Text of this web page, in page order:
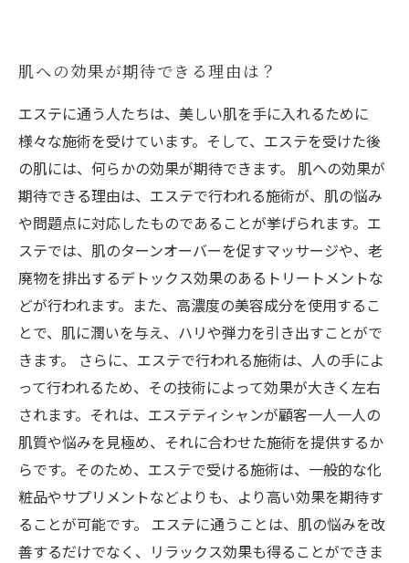
肌への効果が期待できる理由は？
エステに通う人たちは、美しい肌を手に入れるために
様々な施術を受けています。そして、エステを受けた後
の肌には、何らかの効果が期待できます。 肌への効果が
期待できる理由は、エステで行われる施術が、肌の悩み
や問題点に対応したものであることが挙げられます。エ
ステでは、肌のターンオーバーを促すマッサージや、老
廃物を排出するデトックス効果のあるトリートメントな
どが行われます。また、高濃度の美容成分を使用するこ
とで、肌に潤いを与え、ハリや弾力を引き出すことがで
きます。 さらに、エステで行われる施術は、人の手によ
って行われるため、その技術によって効果が大きく左右
されます。それは、エステティシャンが顧客一人一人の
肌質や悩みを見極め、それに合わせた施術を提供するか
らです。そのため、エステで受ける施術は、一般的な化
粧品やサプリメントなどよりも、より高い効果を期待す
ることが可能です。 エステに通うことは、肌の悩みを改
善するだけでなく、リラックス効果も得ることができま